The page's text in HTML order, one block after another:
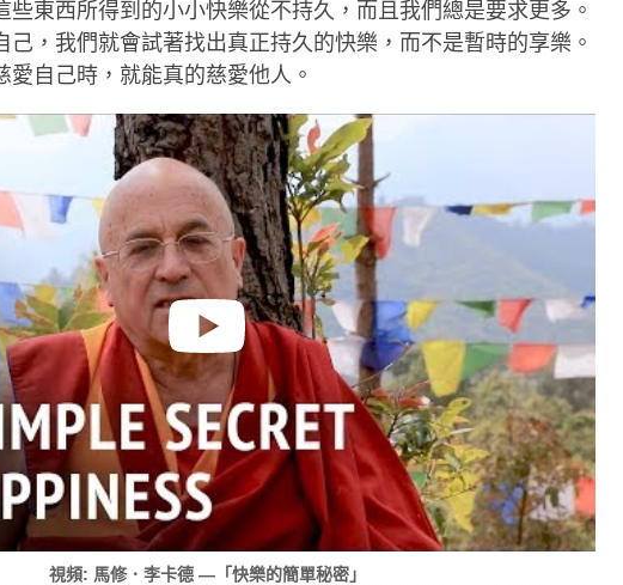
些東西所得到的小小快樂從不持久，而且我們總是要求更多。
己，我們就會試著找出真正持久的快樂，而不是暫時的享樂。
愛自己時，就能真的慈愛他人。
視頻: 馬修．李卡德 —「快樂的簡單秘密」